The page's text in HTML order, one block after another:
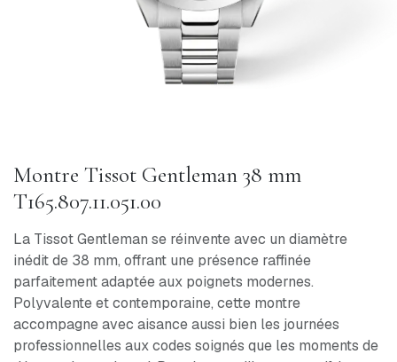
Montre Tissot Gentleman 38 mm
T165.807.11.051.00
La Tissot Gentleman se réinvente avec un diamètre
inédit de 38 mm, offrant une présence raffinée
parfaitement adaptée aux poignets modernes.
Polyvalente et contemporaine, cette montre
accompagne avec aisance aussi bien les journées
professionnelles aux codes soignés que les moments de